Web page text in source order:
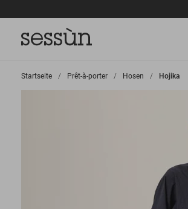
Startseite >
Prêt-à-porter >
Hosen >
Hojika